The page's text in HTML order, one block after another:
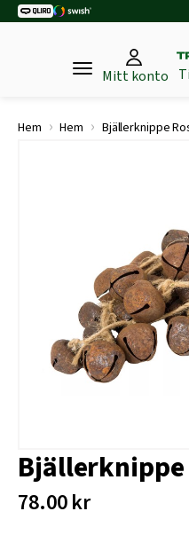
Mitt konto
Hem › Hem › Bjällerknippe
Bjällerknippe
78.00kr